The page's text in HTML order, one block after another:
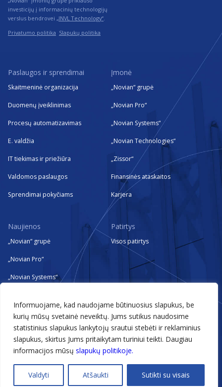
Informuojame, kad naudojame būtinuosius slapukus, be
kurių mūsų svetainė neveiktų. Jums sutikus naudosime
statistinius slapukus lankytojų srautui stebėti ir reklaminius
slapukus, skirtus Jums pritaikytam turiniui teikti. Daugiau
informacijos mūsų slapukų politikoje.
Valdyti Atšaukti Sutikti su visais
investicijų į informacinių technologijų
verslus bendrovei „INVL Technology“.
Privatumo politika Slapukų politika
Paslaugos ir sprendimai
Skaitmeninė organizacija
Duomenų įveiklinimas
Procesų automatizavimas
E. valdžia
IT tiekimas ir priežiūra
Valdomos paslaugos
Sprendimai pokyčiams
Įmonė
„Novian“ grupė
„Novian Pro“
„Novian Systems“
„Novian Technologies“
„Zissor“
Finansinės ataskaitos
Karjera
Naujienos
„Novian“ grupė
„Novian Pro“
„Novian Systems“
„Zissor“
Renginiai
Patirtys
Visos patirtys
Technologijos, kurios įgalina